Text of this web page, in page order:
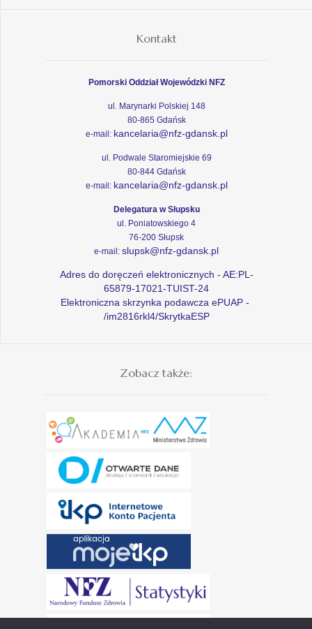
Kontakt
Pomorski Oddział Wojewódzki NFZ
ul. Marynarki Polskiej 148
80-865 Gdańsk
e-mail: kancelaria@nfz-gdansk.pl
ul. Podwale Staromiejskie 69
80-844 Gdańsk
e-mail: kancelaria@nfz-gdansk.pl
Delegatura w Słupsku
ul. Poniatowskiego 4
76-200 Słupsk
e-mail: slupsk@nfz-gdansk.pl
Adres do doręczeń elektronicznych - AE:PL-
65879-17021-TUIST-24
Elektroniczna skrzynka podawcza ePUAP -
/im2816rkl4/SkrytkaESP
Zobacz także: